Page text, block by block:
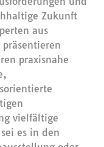
Zukunft
aus
praxisnahe
vielfältige
es in den